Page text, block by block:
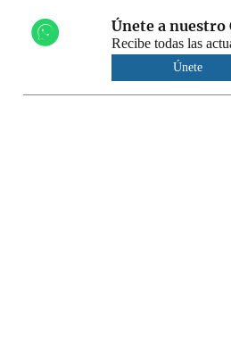
Únete a nuestro
Recibe todas las
Únete